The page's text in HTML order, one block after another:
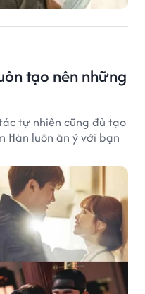
tạo nên những
tự nhiên cũng đủ tạo
Hàn luôn ăn ý với bạn